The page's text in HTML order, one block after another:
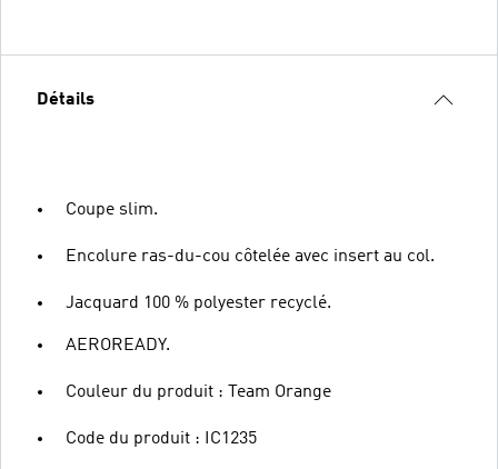
Détails
Coupe slim.
Encolure ras-du-cou côtelée avec insert au col.
Jacquard 100 % polyester recyclé.
AEROREADY.
Couleur du produit : Team Orange
Code du produit : IC1235